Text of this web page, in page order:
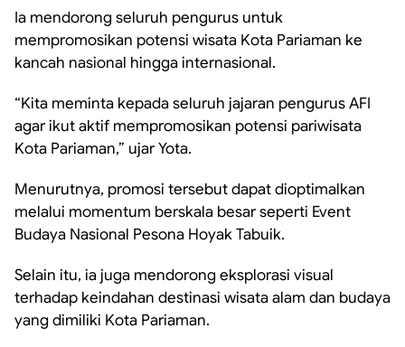
Ia mendorong seluruh pengurus untuk
mempromosikan potensi wisata Kota Pariaman ke
kancah nasional hingga internasional.
“Kita meminta kepada seluruh jajaran pengurus AFI
agar ikut aktif mempromosikan potensi pariwisata
Kota Pariaman,” ujar Yota.
Menurutnya, promosi tersebut dapat dioptimalkan
melalui momentum berskala besar seperti Event
Budaya Nasional Pesona Hoyak Tabuik.
Selain itu, ia juga mendorong eksplorasi visual
terhadap keindahan destinasi wisata alam dan budaya
yang dimiliki Kota Pariaman.